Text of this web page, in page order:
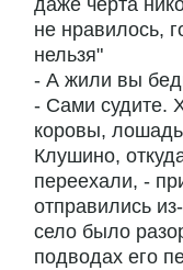
даже черта
не нравилось,
нельзя"
- А жили вы
- Сами судите.
коровы,
Клушино,
переехали, -
отправились
село было
подводах его